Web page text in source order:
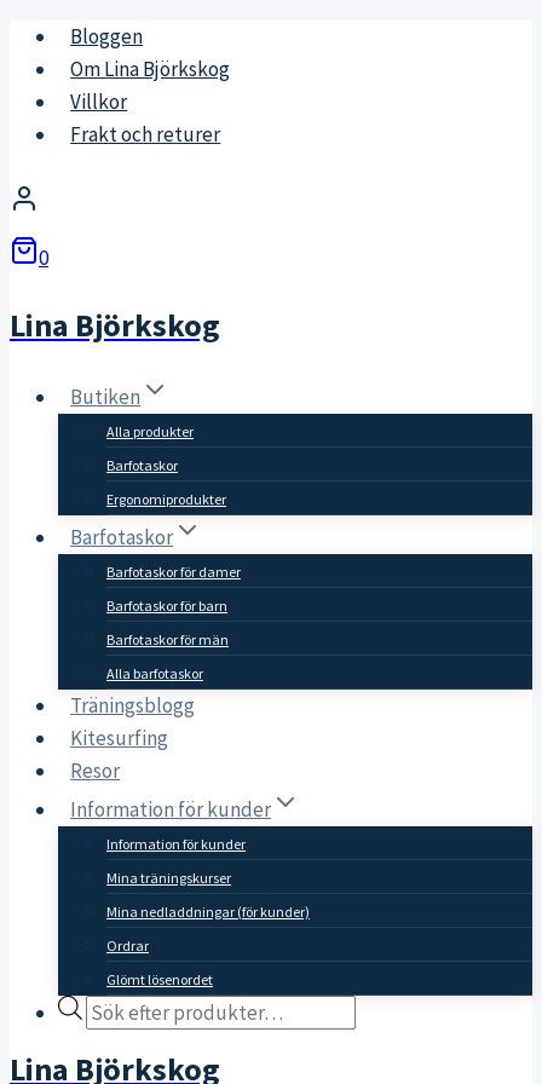
Skip
content
Bloggen
Om Lina Björkskog
Villkor
Frakt och returer
0
Lina Björkskog
Butiken
Alla produkter
Barfotaskor
Ergonomiprodukter
Barfotaskor
Barfotaskor för damer
Barfotaskor för barn
Barfotaskor för män
Alla barfotaskor
Träningsblogg
Kitesurfing
Resor
Information för kunder
Information för kunder
Mina träningskurser
Mina nedladdningar (för kunder)
Ordrar
Glömt lösenordet
Products
Lina Björkskog